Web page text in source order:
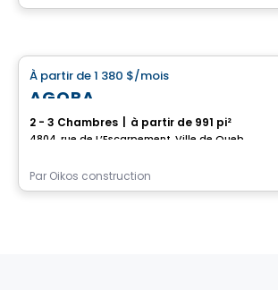
À partir de1 380 $/mois
AGORA
2 - 3 Chambres à partir de 991 pi²
Par Oikos construction